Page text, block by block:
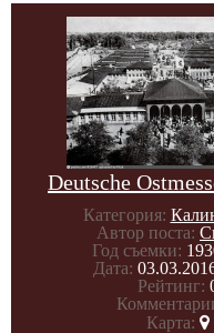
Deutsche
Категория:
Автор поста:
Год съемки:
Дата:
Рейтинг:
Карта: